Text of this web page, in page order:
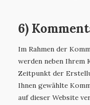
6)
Im Rahmen der
werden neben Ihrem
Zeitpunkt der
Ihnen gewählte
auf dieser Website